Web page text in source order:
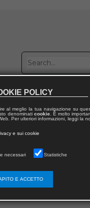
with us
POLICY
al meglio la tua navigazione su
denominati cookie. È molto
Per ulteriori informazioni, leggi la
e sui cookie
necessari Statistiche
E ACCETTO